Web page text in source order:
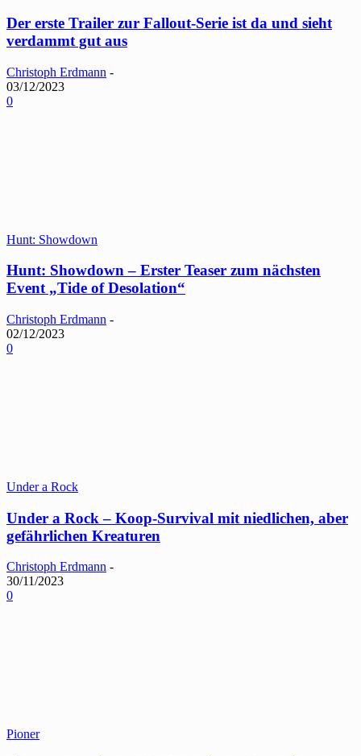
Der erste Trailer zur Fallout-Serie ist da und sieht
verdammt gut aus
Christoph Erdmann -
03/12/2023
0
Hunt: Showdown
Hunt: Showdown – Erster Teaser zum nächsten
Event „Tide of Desolation“
Christoph Erdmann -
02/12/2023
0
Under a Rock
Under a Rock – Koop-Survival mit niedlichen, aber
gefährlichen Kreaturen
Christoph Erdmann -
30/11/2023
0
Pioner